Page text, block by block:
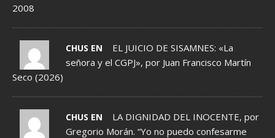
2008
CHUS EN
EL JUICIO DE SISAMNES: «La
señora y el CGPJ», por Juan Francisco Martín
Seco (2026)
CHUS EN
LA DIGNIDAD DEL INOCENTE, por
Gregorio Morán. “Yo no puedo confesarme